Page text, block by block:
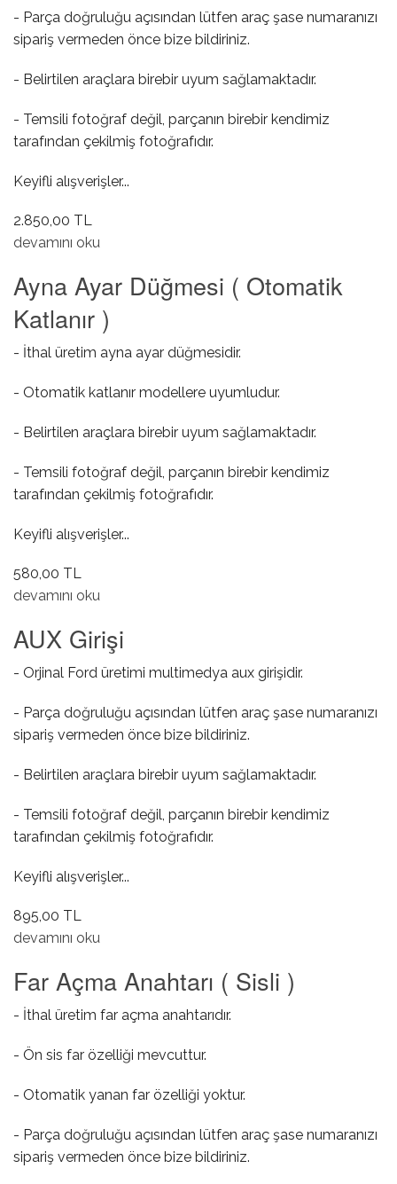
- Parça doğruluğu açısından lütfen araç şase numaranızı
sipariş vermeden önce bize bildiriniz.
- Belirtilen araçlara birebir uyum sağlamaktadır.
- Temsili fotoğraf değil, parçanın birebir kendimiz
tarafından çekilmiş fotoğrafıdır.
Keyifli alışverişler...
2.850,00 TL
Far Açma Anahtarı ( Ön Sisli / Otomatik Yanan ) hakkında
devamını oku
Ayna Ayar Düğmesi ( Otomatik
Katlanır )
- İthal üretim ayna ayar düğmesidir.
- Otomatik katlanır modellere uyumludur.
- Belirtilen araçlara birebir uyum sağlamaktadır.
- Temsili fotoğraf değil, parçanın birebir kendimiz
tarafından çekilmiş fotoğrafıdır.
Keyifli alışverişler...
580,00 TL
Ayna Ayar Düğmesi ( Otomatik Katlanır ) hakkında
devamını oku
AUX Girişi
- Orjinal Ford üretimi multimedya aux girişidir.
- Parça doğruluğu açısından lütfen araç şase numaranızı
sipariş vermeden önce bize bildiriniz.
- Belirtilen araçlara birebir uyum sağlamaktadır.
- Temsili fotoğraf değil, parçanın birebir kendimiz
tarafından çekilmiş fotoğrafıdır.
Keyifli alışverişler...
895,00 TL
AUX Girişi hakkında
devamını oku
Far Açma Anahtarı ( Sisli )
- İthal üretim far açma anahtarıdır.
- Ön sis far özelliği mevcuttur.
- Otomatik yanan far özelliği yoktur.
- Parça doğruluğu açısından lütfen araç şase numaranızı
sipariş vermeden önce bize bildiriniz.